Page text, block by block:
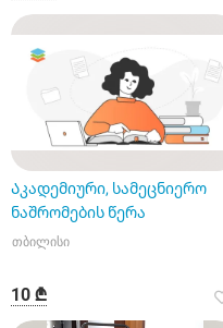
Აკადემიური, სამეცნიერო
ნაშრომების წერა
თბილისი
10 ₾